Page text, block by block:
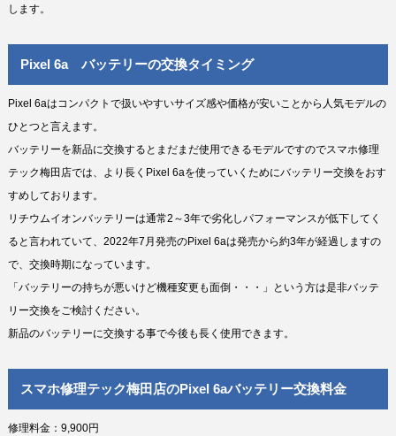
します。
Pixel 6a バッテリーの交換タイミング
Pixel 6aはコンパクトで扱いやすいサイズ感や価格が安いことから人気モデルの
ひとつと言えます。
バッテリーを新品に交換するとまだまだ使用できるモデルですのでスマホ修理
テック梅田店では、より長くPixel 6aを使っていくためにバッテリー交換をおす
すめしております。
リチウムイオンバッテリーは通常2～3年で劣化しパフォーマンスが低下してく
ると言われていて、2022年7月発売のPixel 6aは発売から約3年が経過しますの
で、交換時期になっています。
「バッテリーの持ちが悪いけど機種変更も面倒・・・」という方は是非バッテ
リー交換をご検討ください。
新品のバッテリーに交換する事で今後も長く使用できます。
スマホ修理テック梅田店のPixel 6aバッテリー交換料金
修理料金：9,900円